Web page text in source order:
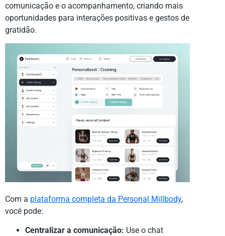
comunicação e o acompanhamento, criando mais
oportunidades para interações positivas e gestos de
gratidão.
Com a plataforma completa da Personal Millbody,
você pode:
Centralizar a comunicação: Use o chat